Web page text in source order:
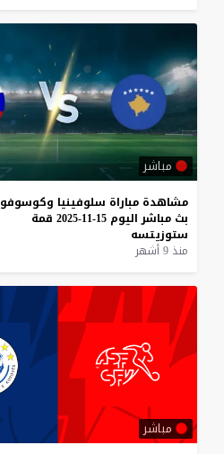
مباشر
مشاهدة مباراة سلوفينيا وكوسوفو
بث مباشر اليوم 15-11-2025
قمة
ستوزيتسه
منذ 9 أشهر
مباشر